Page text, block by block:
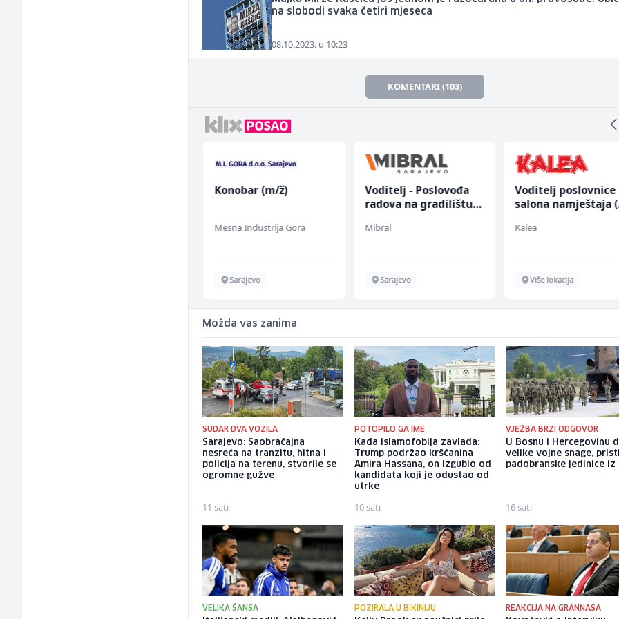
na slobodi svaka četiri mjeseca
08.10.2023. u 10:23
KOMENTARI (103)
Konobar (m/ž)
Mesna Industrija Gora
Sarajevo
Voditelj - Poslovođa
radova na gradilištu
Mibral
Sarajevo
Voditelj poslovnice
salona namještaja
Kalea
Više lokacija
Možda vas zanima
SUDAR DVA VOZILA
Sarajevo: Saobraćajna
nesreća na tranzitu, hitna i
policija na terenu, stvorile se
ogromne gužve
11 sati
POTOPILO GA IME
Kada islamofobija zavlada:
Trump podržao kršćanina
Amira Hassana, on izgubio od
kandidata koji je odustao od
utrke
10 sati
VJEŽBA BRZI ODGOVOR
U Bosnu i Hercegovinu
velike vojne snage,
padobranske jedinice
16 sati
VELIKA ŠANSA POZIRALA U BIKINIJU REAKCIJA NA GRANNASA